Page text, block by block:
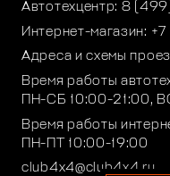
Автотехцентр: 8
Интернет-магазин:
Адреса и схемы
Время работы
ПН-СБ 10:00-21:00,
Время работы
ПН-ПТ 10:00-19:00
club4x4@club4x4.ru